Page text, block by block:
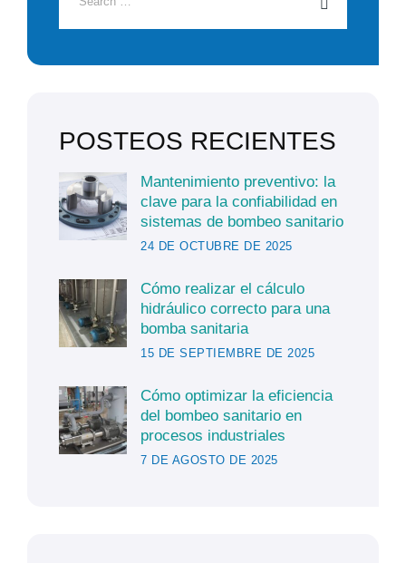
POSTEOS RECIENTES
Mantenimiento preventivo: la
clave para la confiabilidad en
sistemas de bombeo sanitario
24 DE OCTUBRE DE 2025
Cómo realizar el cálculo
hidráulico correcto para una
bomba sanitaria
15 DE SEPTIEMBRE DE 2025
Cómo optimizar la eficiencia
del bombeo sanitario en
procesos industriales
7 DE AGOSTO DE 2025